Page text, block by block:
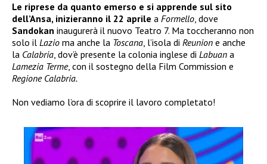
Le riprese da quanto emerso e si apprende sul sito
dell’Ansa, inizieranno il 22 aprile a Formello, dove
Sandokan inaugurerà il nuovo Teatro 7. Ma toccheranno non
solo il Lazio ma anche la Toscana, l’isola di Reunion e anche
la Calabria, dov’è presente la colonia inglese di Labuan a
Lamezia Terme, con il sostegno della Film Commission e
Regione Calabria.
Non vediamo l’ora di scoprire il lavoro completato!